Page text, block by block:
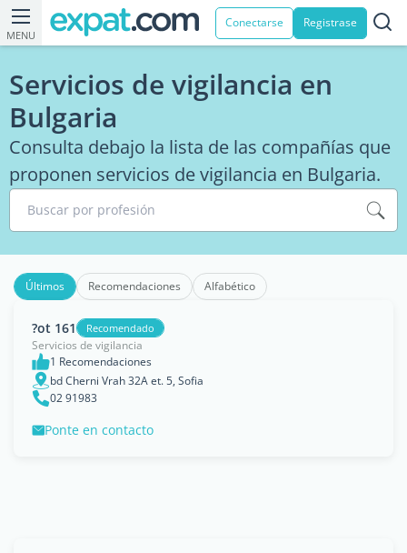
MENU
Conectarse Registrase
Servicios de vigilancia en
Bulgaria
Consulta debajo la lista de las compañías que
proponen servicios de vigilancia en Bulgaria.
Buscar por profesión
Últimos Recomendaciones Alfabético
?ot 161 Recomendado
Servicios de vigilancia
1 Recomendaciones
bd Cherni Vrah 32A et. 5, Sofia
02 91983
Ponte en contacto